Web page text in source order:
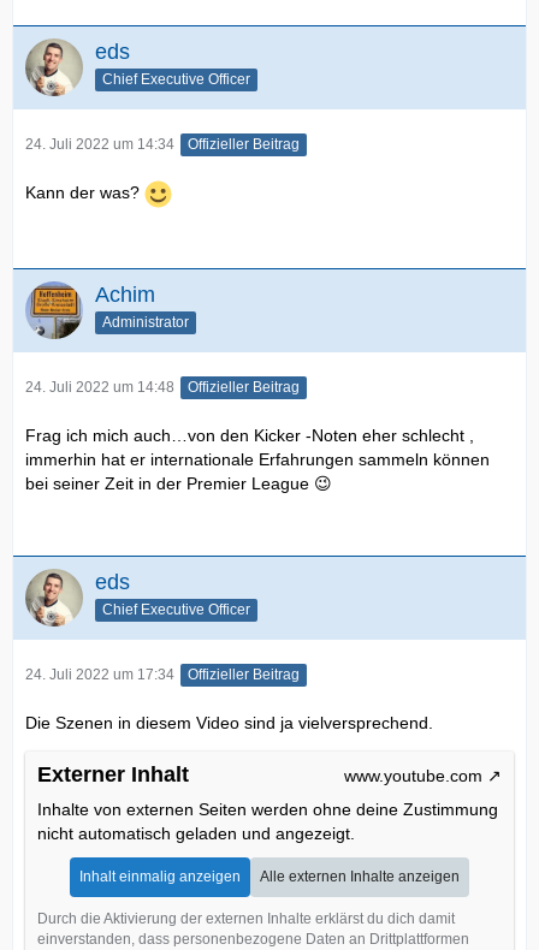
eds
Chief Executive Officer
24. Juli 2022 um 14:34 Offizieller Beitrag
Kann der was?
Achim
Administrator
24. Juli 2022 um 14:48 Offizieller Beitrag
Frag ich mich auch…von den Kicker -Noten eher schlecht ,
immerhin hat er internationale Erfahrungen sammeln können
bei seiner Zeit in der Premier League 😉
eds
Chief Executive Officer
24. Juli 2022 um 17:34 Offizieller Beitrag
Die Szenen in diesem Video sind ja vielversprechend.
Externer Inhalt
www.youtube.com
Inhalte von externen Seiten werden ohne deine Zustimmung
nicht automatisch geladen und angezeigt.
Inhalt einmalig anzeigen Alle externen Inhalte anzeigen
Durch die Aktivierung der externen Inhalte erklärst du dich damit
einverstanden, dass personenbezogene Daten an Drittplattformen